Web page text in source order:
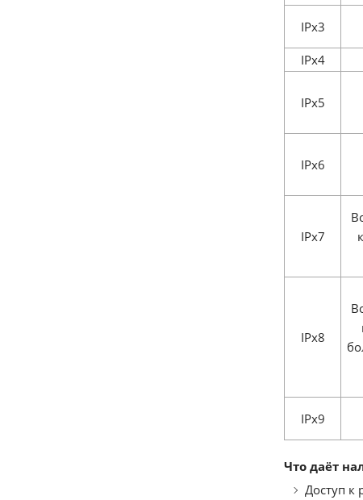
IPx3
IPx4
IPx5
IPx6
IPx7
IPx8
IPx9
Что даёт
Доступ к